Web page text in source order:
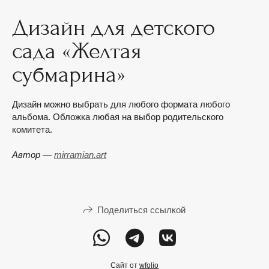
Дизайн для детского
сада «Желтая
субмарина»
Дизайн можно выбрать для любого формата любого
альбома. Обложка любая на выбор родительского
комитета.
Автор — mirramian.art
Поделиться ссылкой
Сайт от wfolio